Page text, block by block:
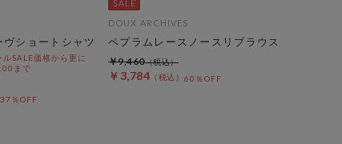
ヴショートシャツ
SALE価格から更に
まで
37％OFF
DOUX ARCHIVES
ペプラムレースノースリブラウス
￥3,784 60％OFF
￥9,460